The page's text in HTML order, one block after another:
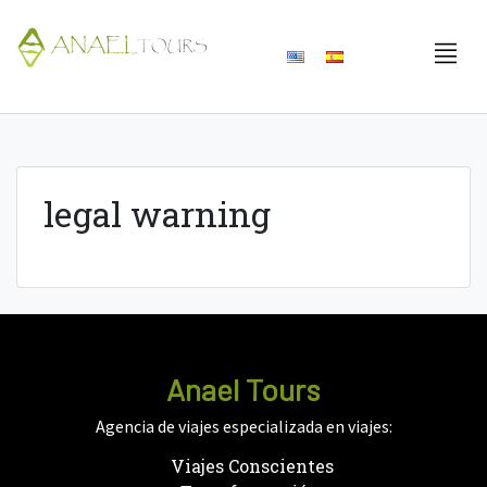
content
legal warning
Anael Tours
Agencia de viajes especializada en viajes:
Viajes Conscientes